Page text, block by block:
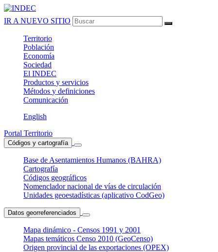
IR A NUEVO SITIO
Territorio
Población
Economía
Sociedad
El INDEC
Productos y servicios
Métodos y definiciones
Comunicación
English
Portal Territorio
Códigos y cartografía
Base de Asentamientos Humanos (BAHRA)
Cartografía
Códigos geográficos
Nomenclador nacional de vías de circulación
Unidades geoestadísticas (aplicativo CodGeo)
Datos georreferenciados
Mapa dinámico - Censos 1991 y 2001
Mapas temáticos Censo 2010 (GeoCenso)
Origen provincial de las exportaciones (OPEX)